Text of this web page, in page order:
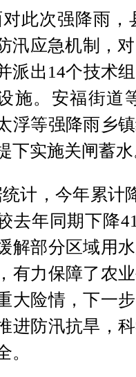
对此次强降雨，
汛应急机制，
派出14个技术
施。安福街道
浮等强降雨乡
下实施关闸蓄
计，今年累计
去年同期下降
解部分区域用
有力保障了农
大险情，下一
进防汛抗旱，
。